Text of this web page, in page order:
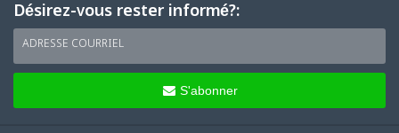
Désirez-vous rester informé?:
ADRESSE COURRIEL
S'abonner